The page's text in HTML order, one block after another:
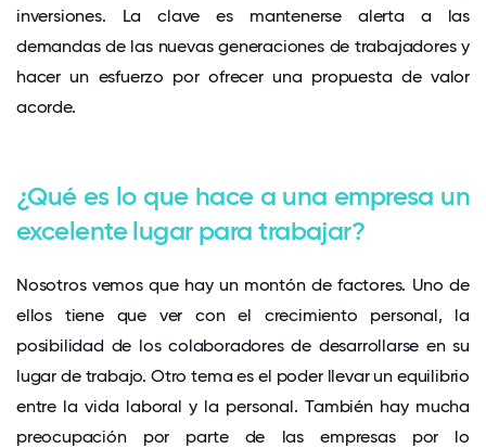
inversiones. La clave es mantenerse alerta a las
demandas de las nuevas generaciones de trabajadores y
hacer un esfuerzo por ofrecer una propuesta de valor
acorde.
¿Qué es lo que hace a una empresa un
excelente lugar para trabajar?
Nosotros vemos que hay un montón de factores. Uno de
ellos tiene que ver con el crecimiento personal, la
posibilidad de los colaboradores de desarrollarse en su
lugar de trabajo. Otro tema es el poder llevar un equilibrio
entre la vida laboral y la personal. También hay mucha
preocupación por parte de las empresas por lo